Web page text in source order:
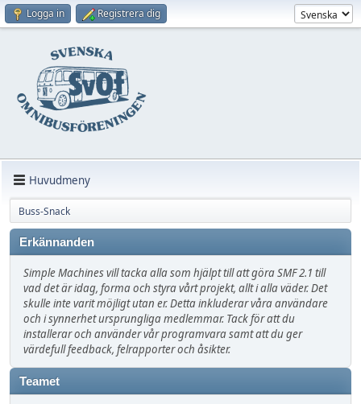
Logga in Registrera dig
Huvudmeny
Buss-Snack
Erkännanden
Simple Machines vill tacka alla som hjälpt till att göra SMF 2.1 till
vad det är idag, forma och styra vårt projekt, allt i alla väder. Det
skulle inte varit möjligt utan er. Detta inkluderar våra användare
och i synnerhet ursprungliga medlemmar. Tack för att du
installerar och använder vår programvara samt att du ger
värdefull feedback, felrapporter och åsikter.
Teamet